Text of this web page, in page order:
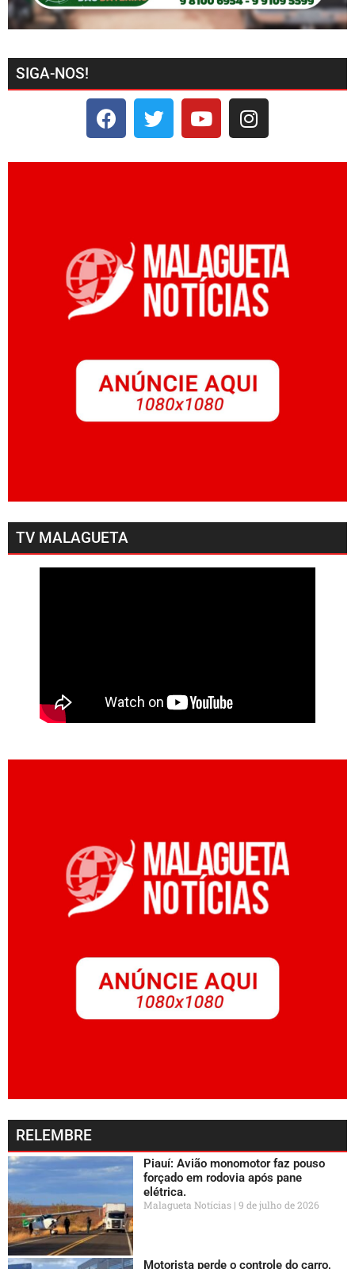
SIGA-NOS!
TV MALAGUETA
RELEMBRE
Piauí: Avião monomotor faz pouso
forçado em rodovia após pane
elétrica.
Malagueta Notícias 9 de julho de 2026
Motorista perde o controle do carro,